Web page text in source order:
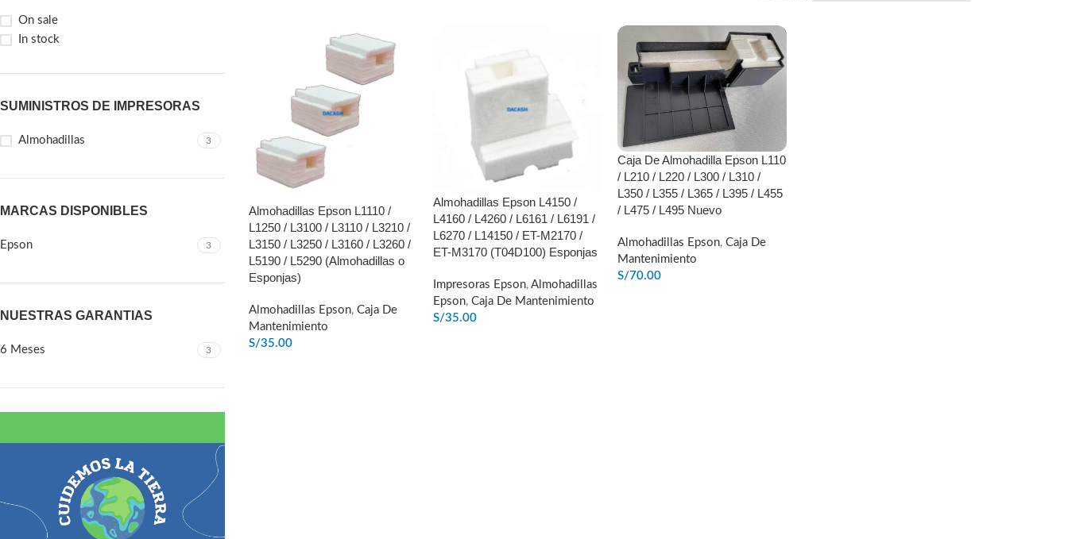
On sale
In stock
SUMINISTROS DE IMPRESORAS
Almohadillas 3
MARCAS DISPONIBLES
Epson 3
NUESTRAS GARANTIAS
6 Meses 3
Almohadillas Epson L1110 /
L1250 / L3100 / L3110 / L3210 /
L3150 / L3250 / L3160 / L3260 /
L5190 / L5290 (Almohadillas o
Esponjas)
Almohadillas Epson, Caja De
Mantenimiento
S/35.00
Almohadillas Epson L4150 /
L4160 / L4260 / L6161 / L6191 /
L6270 / L14150 / ET-M2170 /
ET-M3170 (T04D100) Esponjas
Impresoras Epson,Almohadillas
Epson,Caja De Mantenimiento
S/35.00
Caja De Almohadilla Epson L110
/ L210 / L220 / L300 / L310 /
L350 / L355 / L365 / L395 / L455
/ L475 / L495 Nuevo
Almohadillas Epson,Caja De
Mantenimiento
S/70.00